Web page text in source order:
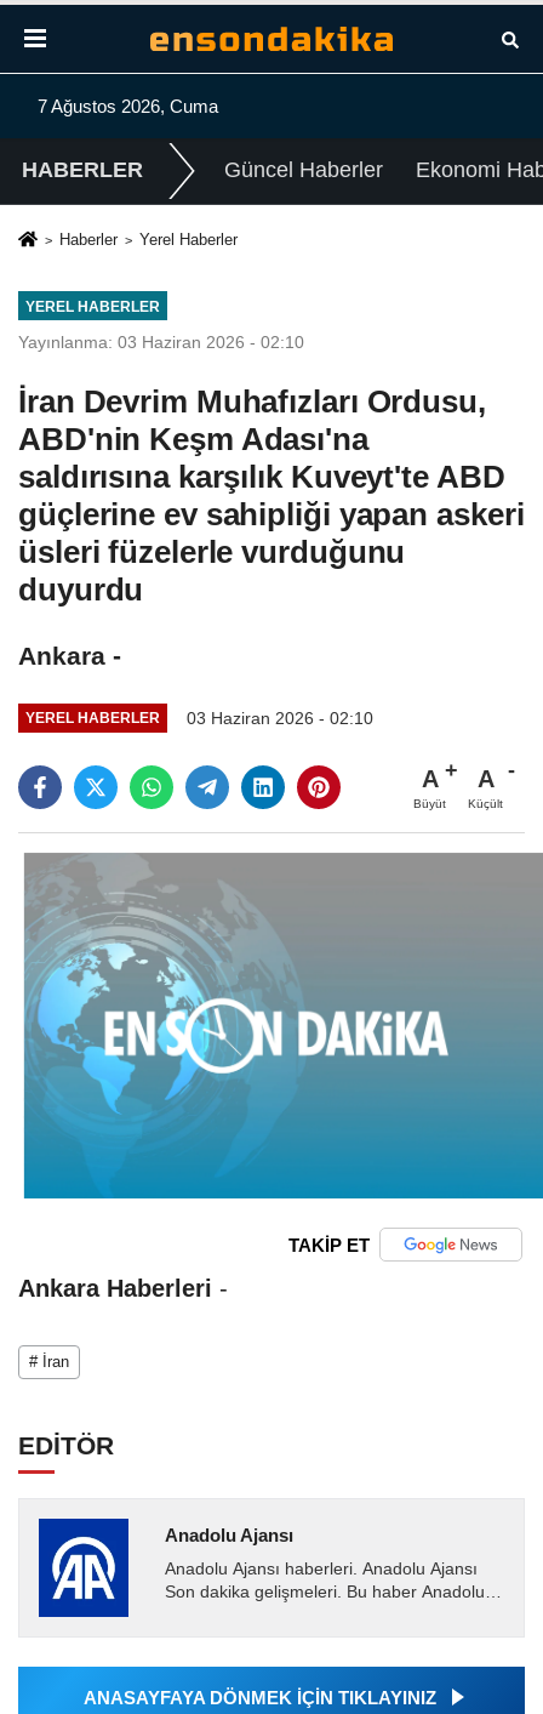
7 Ağustos 2026, Cuma
HABERLER Güncel Haberler Ekonomi
Haberler Yerel Haberler
YEREL HABERLER
Yayınlanma: 03 Haziran 2026 - 02:10
İran Devrim Muhafızları Ordusu,
ABD'nin Keşm Adası'na
saldırısına karşılık Kuveyt'te ABD
güçlerine ev sahipliği yapan askeri
üsleri füzelerle vurduğunu
duyurdu
Ankara -
YEREL HABERLER 03 Haziran 2026 - 02:10
A
Büyüt
A
Küçült
TAKİP ET
Ankara Haberleri -
# İran
EDİTÖR
Anadolu Ajansı
Anadolu Ajansı haberleri. Anadolu Ajansı
Son dakika gelişmeleri. Bu haber Anadolu
Ajansı tarafından...
ANASAYFAYA DÖNMEK İÇİN TIKLAYINIZ